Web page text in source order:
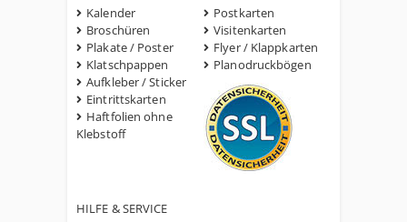
Kalender
Broschüren
Plakate / Poster
Klatschpappen
Aufkleber / Sticker
Eintrittskarten
Haftfolien ohne
Klebstoff
Postkarten
Visitenkarten
Flyer / Klappkarten
Planodruckbögen
HILFE & SERVICE